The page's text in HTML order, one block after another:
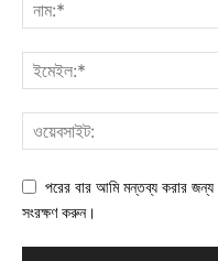
পরের বার আমি মন্তব্য করার
সংরক্ষণ করুন।